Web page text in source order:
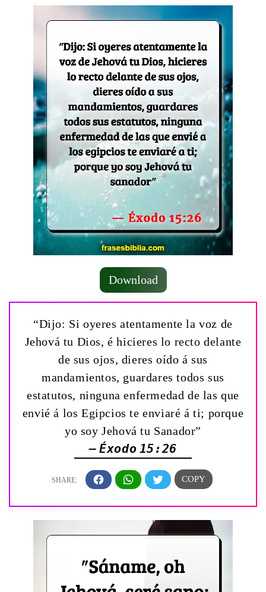
Download
“Dijo: Si oyeres atentamente la voz de
Jehová tu Dios, é hicieres lo recto delante
de sus ojos, dieres oído á sus
mandamientos, guardares todos sus
estatutos, ninguna enfermedad de las que
envié á los Egipcios te enviaré á ti; porque
yo soy Jehová tu Sanador”
— Éxodo 15:26